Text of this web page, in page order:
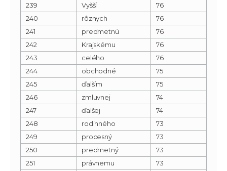
239
Vyšší
76
240
rôznych
76
241
predmetnú
76
242
Krajskému
76
243
celého
76
244
obchodné
75
245
ďalším
75
246
zmluvnej
74
247
ďalšej
74
248
rodinného
73
249
procesný
73
250
predmetný
73
251
právnemu
73